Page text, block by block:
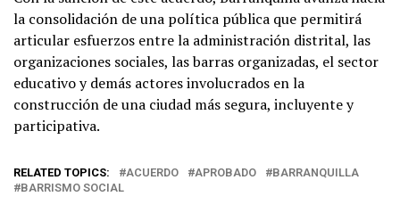
la consolidación de una política pública que permitirá
articular esfuerzos entre la administración distrital, las
organizaciones sociales, las barras organizadas, el sector
educativo y demás actores involucrados en la
construcción de una ciudad más segura, incluyente y
participativa.
RELATED TOPICS: ACUERDO APROBADO
BARRANQUILLA
BARRISMO SOCIAL